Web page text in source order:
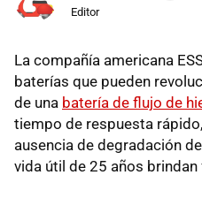
Editor
La compañía americana
baterías que pueden
de una batería de flujo de
tiempo de respuesta
ausencia de degradación
vida útil de 25 años